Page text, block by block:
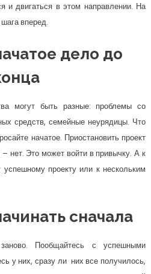
и двигаться в этом направлении. На
вперед.
дело до
могут быть разные: проблемы со
средств, семейные неурядицы. Что
начатое. Приостановить проект
нет. Это может войти в привычку. А к
проекту или к нескольким
сначала
Пообщайтесь с успешными
у них, сразу ли них все получилось,